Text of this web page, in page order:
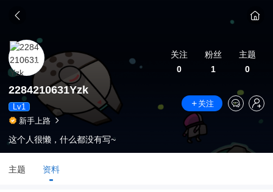
关注
0
粉丝
1
主题
0
2284210631Yzk
Lv1
关注
新手上路
这个人很懒，什么都没有写~
主题 资料